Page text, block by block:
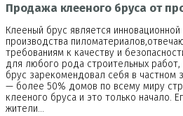
Продажа клееного бруса от
Клееный брус является
производства
требованиям к качеству и
для любого рода строительных
брус зарекомендовал себя в частном
— более 50% домов по всему миру
клееного бруса и это только начало.
жители…